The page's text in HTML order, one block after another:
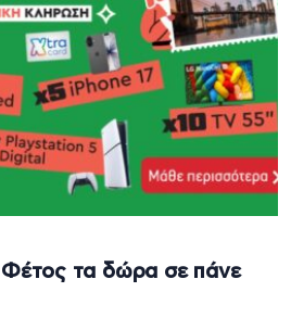
τα δώρα σε πάνε